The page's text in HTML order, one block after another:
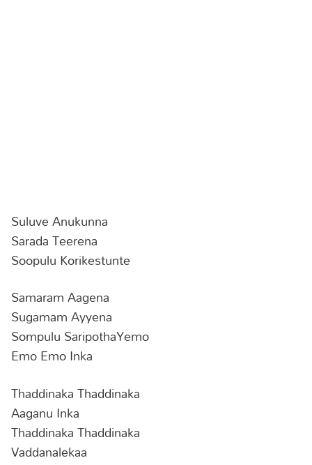
Suluve Anukunna
Sarada Teerena
Soopulu Korikestunte
Samaram Aagena
Sugamam Ayyena
Sompulu SaripothaYemo
Emo Emo Inka
Thaddinaka Thaddinaka
Aaganu Inka
Thaddinaka Thaddinaka
Vaddanalekaa